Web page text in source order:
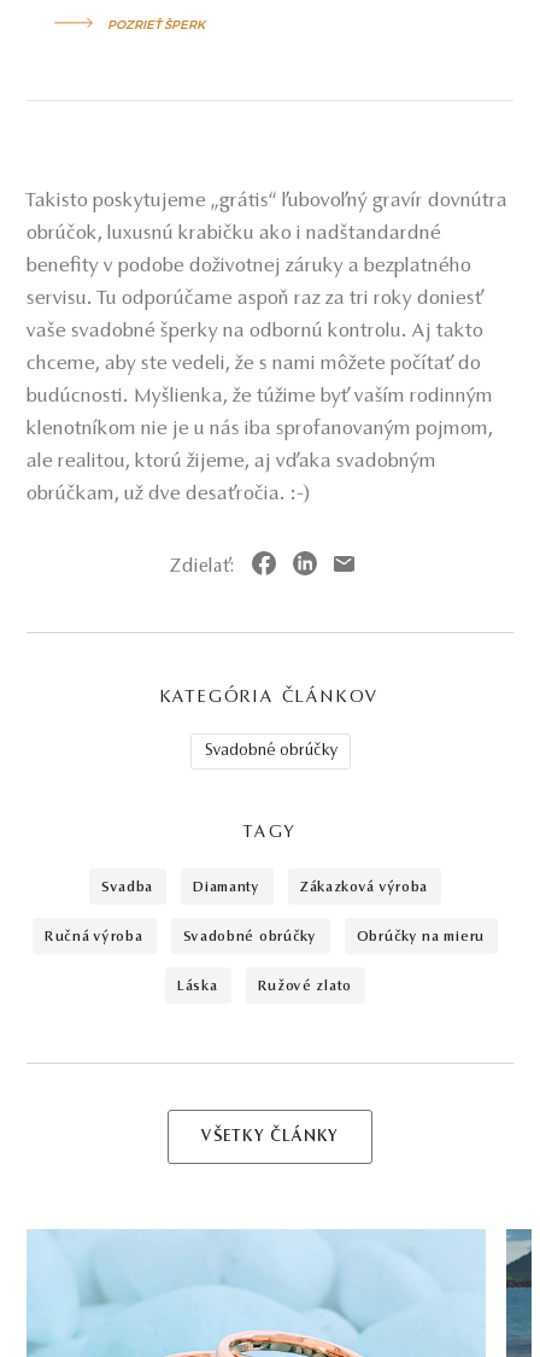
POZRIEŤ ŠPERK
Takisto poskytujeme „grátis“ ľubovoľný gravír dovnútra
obrúčok, luxusnú krabičku ako i nadštandardné
benefity v podobe doživotnej záruky a bezplatného
servisu. Tu odporúčame aspoň raz za tri roky doniesť
vaše svadobné šperky na odbornú kontrolu. Aj takto
chceme, aby ste vedeli, že s nami môžete počítať do
budúcnosti. Myšlienka, že túžime byť vaším rodinným
klenotníkom nie je u nás iba sprofanovaným pojmom,
ale realitou, ktorú žijeme, aj vďaka svadobným
obrúčkam, už dve desaťročia. :-)
Zdielať:
KATEGÓRIA ČLÁNKOV
Svadobné obrúčky
TAGY
svadba diamanty zákazková výroba
ručná výroba svadobné obrúčky obrúčky na mieru
láska ružové zlato
VŠETKY ČLÁNKY